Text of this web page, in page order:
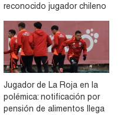
reconocido jugador chileno
Jugador de La Roja en la
polémica: notificación por
pensión de alimentos llega